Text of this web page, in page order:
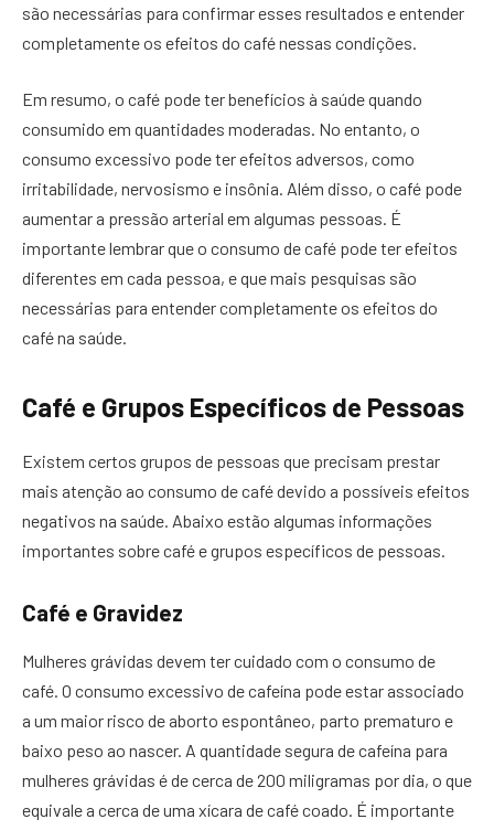
são necessárias para confirmar esses resultados e entender
completamente os efeitos do café nessas condições.
Em resumo, o café pode ter benefícios à saúde quando
consumido em quantidades moderadas. No entanto, o
consumo excessivo pode ter efeitos adversos, como
irritabilidade, nervosismo e insônia. Além disso, o café pode
aumentar a pressão arterial em algumas pessoas. É
importante lembrar que o consumo de café pode ter efeitos
diferentes em cada pessoa, e que mais pesquisas são
necessárias para entender completamente os efeitos do
café na saúde.
Café e Grupos Específicos de Pessoas
Existem certos grupos de pessoas que precisam prestar
mais atenção ao consumo de café devido a possíveis efeitos
negativos na saúde. Abaixo estão algumas informações
importantes sobre café e grupos específicos de pessoas.
Café e Gravidez
Mulheres grávidas devem ter cuidado com o consumo de
café. O consumo excessivo de cafeína pode estar associado
a um maior risco de aborto espontâneo, parto prematuro e
baixo peso ao nascer. A quantidade segura de cafeína para
mulheres grávidas é de cerca de 200 miligramas por dia, o que
equivale a cerca de uma xícara de café coado. É importante